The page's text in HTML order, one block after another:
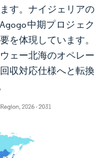
す。ナイジェリアの
中期プロジェク
を体現しています。
ェー北海のオペレー
収対応仕様へと転換